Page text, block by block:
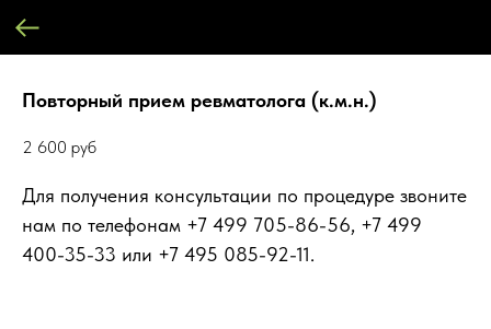
Повторный прием ревматолога (к.м.н.)
2 600 руб
Для получения консультации по процедуре звоните
нам по телефонам +7 499 705-86-56, +7 499
400-35-33 или +7 495 085-92-11.